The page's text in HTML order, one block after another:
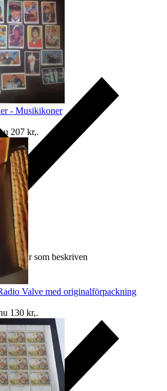
inte är som beskriven
- Musikikoner
207 kr,.
Valve med originalförpackning
130 kr,.